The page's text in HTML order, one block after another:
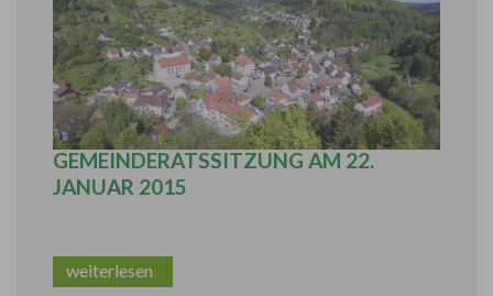
BERICHT AUS DER ÖFFENTLICHEN
GEMEINDERATSSITZUNG AM 22.
JANUAR 2015
weiterlesen